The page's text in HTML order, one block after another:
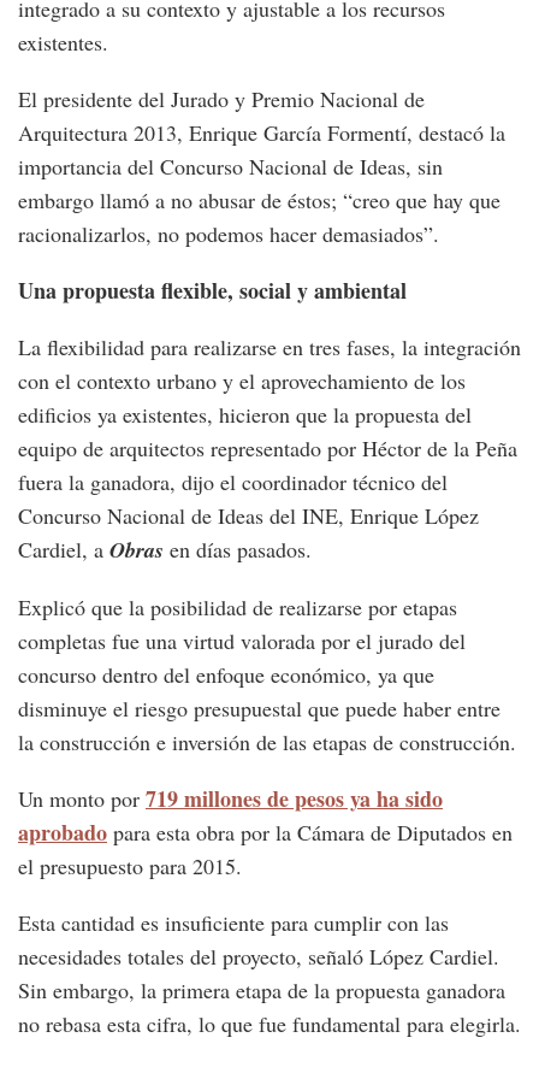
integrado a su contexto y ajustable a los recursos
existentes.
El presidente del Jurado y Premio Nacional de
Arquitectura 2013, Enrique García Formentí, destacó la
importancia del Concurso Nacional de Ideas, sin
embargo llamó a no abusar de éstos; “creo que hay que
racionalizarlos, no podemos hacer demasiados”.
Una propuesta flexible, social y ambiental
La flexibilidad para realizarse en tres fases, la integración
con el contexto urbano y el aprovechamiento de los
edificios ya existentes, hicieron que la propuesta del
equipo de arquitectos representado por Héctor de la Peña
fuera la ganadora, dijo el coordinador técnico del
Concurso Nacional de Ideas del INE, Enrique López
Cardiel, a Obras en días pasados.
Explicó que la posibilidad de realizarse por etapas
completas fue una virtud valorada por el jurado del
concurso dentro del enfoque económico, ya que
disminuye el riesgo presupuestal que puede haber entre
la construcción e inversión de las etapas de construcción.
Un monto por 719 millones de pesos ya ha sido
aprobado para esta obra por la Cámara de Diputados en
el presupuesto para 2015.
Esta cantidad es insuficiente para cumplir con las
necesidades totales del proyecto, señaló López Cardiel.
Sin embargo, la primera etapa de la propuesta ganadora
no rebasa esta cifra, lo que fue fundamental para elegirla.